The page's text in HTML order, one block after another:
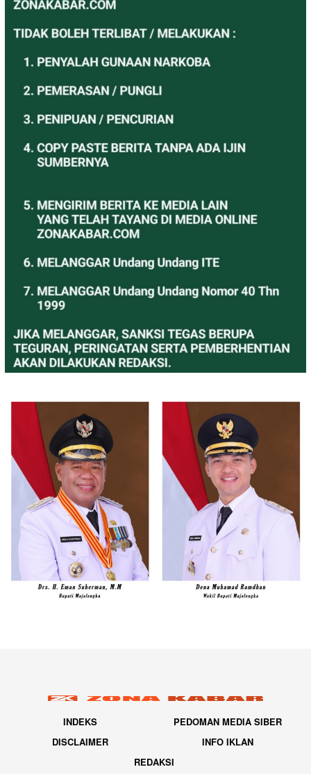
INDEKS
PEDOMAN MEDIA SIBER
DISCLAIMER
INFO IKLAN
REDAKSI